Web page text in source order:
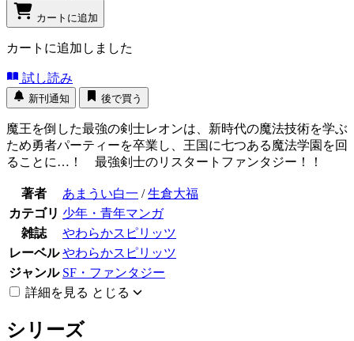
カートに追加
カートに追加しました
試し読み
新刊通知 後で買う
魔王を倒した最強の剣士レオンは、新時代の魔法技術を学ぶ
ため勇者パーティーを卒業し、王国に七つある魔法学園を回
ることに…！ 最強剣士のリスタートファンタジー！！
著者 あまうい白一 /生倉大福
カテゴリ 少年・青年マンガ
雑誌
やわらかスピリッツ
レーベル やわらかスピリッツ
ジャンル SF・ファンタジー
詳細を見る とじる
シリーズ